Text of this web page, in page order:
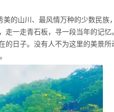
美的山川、最风情万种的少数民族
走一走青石板，寻一段当年的记忆
的日子。没有人不为这里的美景所